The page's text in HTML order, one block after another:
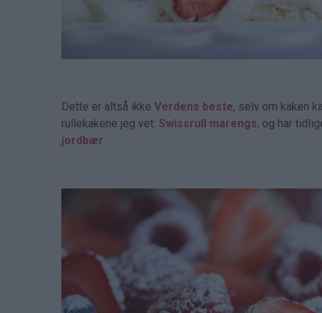
Dette er altså ikke Verdens beste, selv om kaken
rullekakene jeg vet: Swissrull marengs, og har
jordbær.